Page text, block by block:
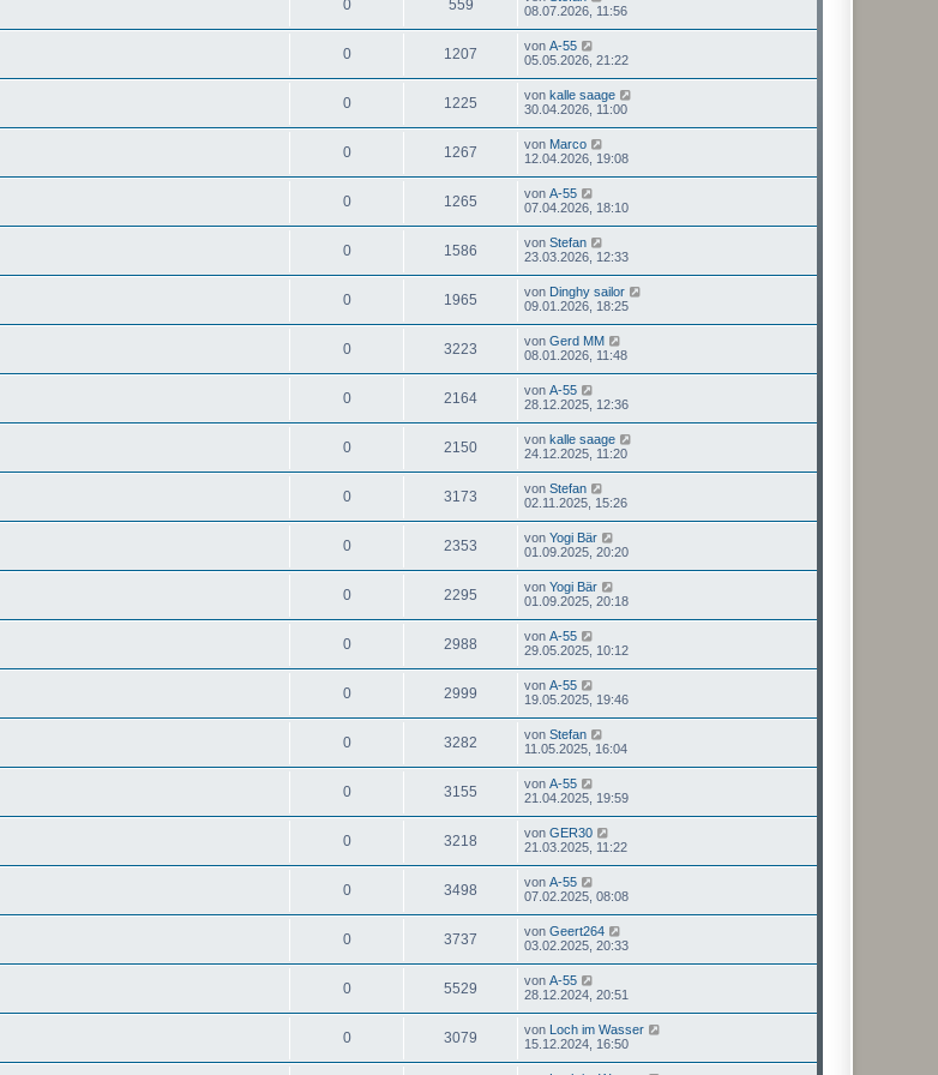
0 559
08.07.2026, 11:56
0 1207 von A-55
05.05.2026, 21:22
0 1225 von kalle saage
30.04.2026, 11:00
0 1267 von Marco
12.04.2026, 19:08
0 1265 von A-55
07.04.2026, 18:10
0 1586 von Stefan
23.03.2026, 12:33
0 1965 von Dinghy sailor
09.01.2026, 18:25
0 3223 von Gerd MM
08.01.2026, 11:48
0 2164 von A-55
28.12.2025, 12:36
0 2150 von kalle saage
24.12.2025, 11:20
0 3173 von Stefan
02.11.2025, 15:26
0 2353 von Yogi Bär
01.09.2025, 20:20
0 2295 von Yogi Bär
01.09.2025, 20:18
0 2988 von A-55
29.05.2025, 10:12
0 2999 von A-55
19.05.2025, 19:46
0 3282 von Stefan
11.05.2025, 16:04
0 3155 von A-55
21.04.2025, 19:59
0 3218 von GER30
21.03.2025, 11:22
0 3498 von A-55
07.02.2025, 08:08
0 3737 von Geert264
03.02.2025, 20:33
0 5529 von A-55
28.12.2024, 20:51
0 3079 von Loch im Wasser
15.12.2024, 16:50